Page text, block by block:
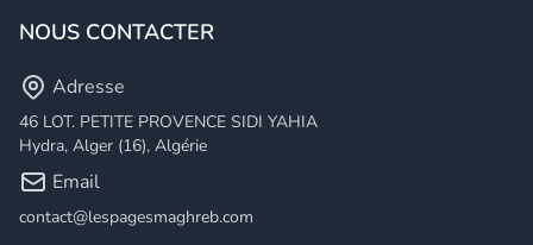
NOUS CONTACTER
Adresse
46 LOT. PETITE PROVENCE SIDI YAHIA
Hydra, Alger (16), Algérie
Email
contact@lespagesmaghreb.com